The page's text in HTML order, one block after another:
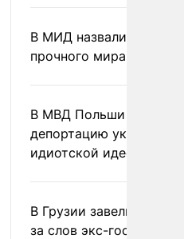
В МИД назвали условия
прочного мира на
В МВД Польши назвали
депортацию украинцев
идиотской идеей
В Грузии завели дело
за слов экс-